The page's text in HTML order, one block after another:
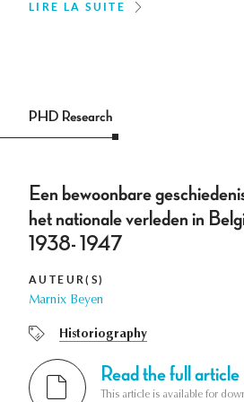
LIRE LA SUITE
PHD Research
Een bewoonbare
het nationale verleden in
1938- 1947
AUTEUR(S)
Marnix Beyen
Historiography
Read the full article
This article is available for